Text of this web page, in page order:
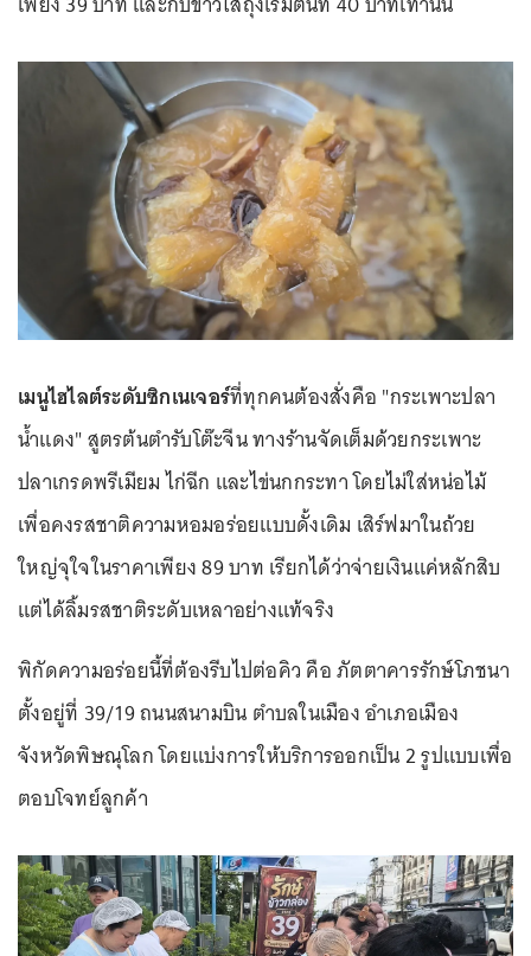
เมนูไฮไลต์ระดับซิกเนเจอร์ที่ทุกคนต้องสั่งคือ "กระเพาะปลา
น้ำแดง" สูตรต้นตำรับโต๊ะจีน ทางร้านจัดเต็มด้วยกระเพาะ
ปลาเกรดพรีเมียม ไก่ฉีก และไข่นกกระทา โดยไม่ใส่หน่อไม้
เพื่อคงรสชาติความหอมอร่อยแบบดั้งเดิม เสิร์ฟมาในถ้วย
ใหญ่จุใจในราคาเพียง 89 บาท เรียกได้ว่าจ่ายเงินแค่หลักสิบ
แต่ได้ลิ้มรสชาติระดับเหลาอย่างแท้จริง
พิกัดความอร่อยนี้ที่ต้องรีบไปต่อคิว คือ ภัตตาคารรักษ์โภชนา
ตั้งอยู่ที่ 39/19 ถนนสนามบิน ตำบลในเมือง อำเภอเมือง
จังหวัดพิษณุโลก โดยแบ่งการให้บริการออกเป็น 2 รูปแบบเพื่อ
ตอบโจทย์ลูกค้า